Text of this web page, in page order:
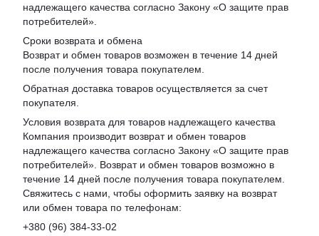
надлежащего качества согласно Закону «О защите прав
потребителей».
Сроки возврата и обмена
Возврат и обмен товаров возможен в течение 14 дней
после получения товара покупателем.
Обратная доставка товаров осуществляется за счет
покупателя.
Условия возврата для товаров надлежащего качества
Компания производит возврат и обмен товаров
надлежащего качества согласно Закону «О защите прав
потребителей». Возврат и обмен товаров возможно в
течение 14 дней после получения товара покупателем.
Свяжитесь с нами, чтобы оформить заявку на возврат
или обмен товара по телефонам:
+380 (96) 384-33-02